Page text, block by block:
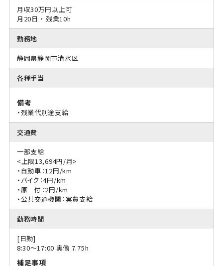
月収30万円以上可
月20日 ・ 残業10h
勤務地
静岡県静岡市清水区
各種手当
備考
・残業代別途支給
交通費
一部支給
<上限13,694円/月>
・自動車：12円/km
・バイク：4円/km
・原 付：2円/km
・公共交通機関：実費支給
勤務時間
[日勤]
8:30〜17:00 実働 7.75h
補足事項